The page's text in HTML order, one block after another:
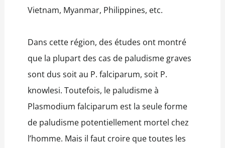
Vietnam, Myanmar, Philippines, etc.
Dans cette région, des études ont montré
que la plupart des cas de paludisme graves
sont dus soit au P. falciparum, soit P.
knowlesi. Toutefois, le paludisme à
Plasmodium falciparum est la seule forme
de paludisme potentiellement mortel chez
l’homme. Mais il faut croire que toutes les